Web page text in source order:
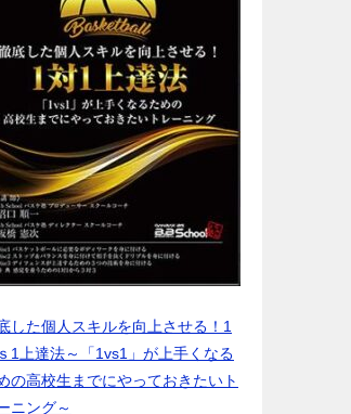
した個人スキルを向上させる！1
1上達法～「1vs1」が上手くなる
の高校生までにやっておきたいト
ニング～